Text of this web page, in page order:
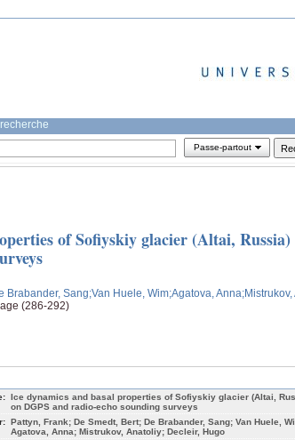
Passe-partout
of Sofiyskiy glacier (Altai, Russia)
Brabander, Sang;Van Huele, Wim;Agatova, Anna
(286-292)
Ice dynamics and basal properties of Sofiyskiy glacier (Altai,
on DGPS and radio-echo sounding surveys
Pattyn, Frank; De Smedt, Bert; De Brabander, Sang; Van Huele,
Agatova, Anna; Mistrukov, Anatoliy; Decleir, Hugo